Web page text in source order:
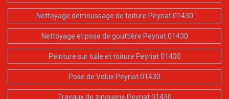
Nettoyage demoussage de toiture Peyriat 01430
Nettoyage et pose de gouttière Peyriat 01430
Peinture sur tuile et toiture Peyriat 01430
Pose de Velux Peyriat 01430
Travaux de zinguerie Peyriat 01430